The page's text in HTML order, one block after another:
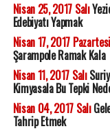
Nisan 25, 2017 Salı
Edebiyatı Yapmak
Nisan 17, 2017 Pazartesi
Şarampole Ramak Kala
Nisan 11, 2017 Salı
Kimyasala Bu Tepki
Nisan 04, 2017 Salı
Tahrip Etmek